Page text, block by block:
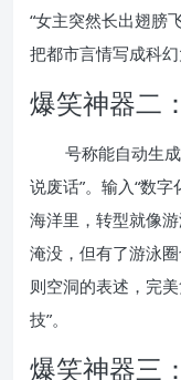
“女主突然长出翅膀
把都市言情写成科幻
爆笑神器二
号称能自动生
说废话”。输入“数
海洋里，转型就像
淹没，但有了游泳
则空洞的表述，完
技”。
爆笑神器三